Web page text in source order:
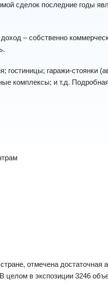
сделок последние годы
– собственно
гаражи-стоянки
комплексы; и т.д.
отмечена достаточная
в экспозиции 3246